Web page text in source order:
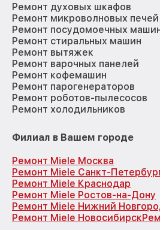
Ремонт духовых шкафов
Ремонт микроволновых печей
Ремонт посудомоечных
Ремонт стиральных машин
Ремонт вытяжек
Ремонт варочных панелей
Ремонт кофемашин
Ремонт парогенераторов
Ремонт роботов-пылесосов
Ремонт холодильников
Филиал в Вашем городе
Ремонт Miele Москва
Ремонт Miele Санкт-
Ремонт Miele Краснодар
Ремонт Miele Ростов-на-Дону
Ремонт Miele Нижний
Ремонт Miele Новосибирск